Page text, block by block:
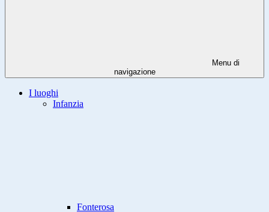
Menu di
navigazione
I luoghi
Infanzia
Fonterosa